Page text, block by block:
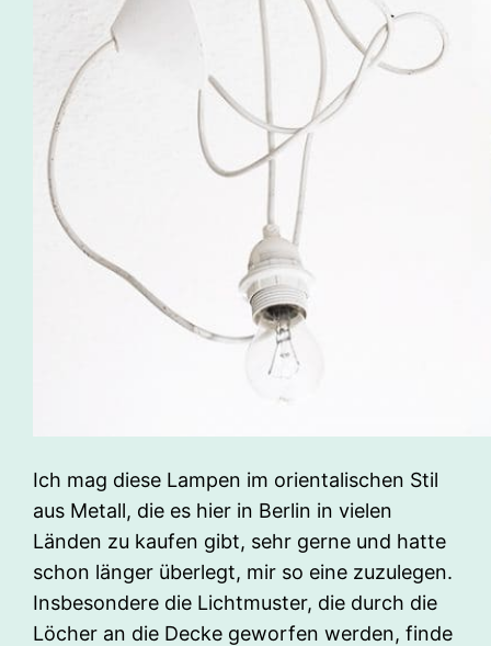
Ich mag diese Lampen im orientalischen Stil
aus Metall, die es hier in Berlin in vielen
Länden zu kaufen gibt, sehr gerne und hatte
schon länger überlegt, mir so eine zuzulegen.
Insbesondere die Lichtmuster, die durch die
Löcher an die Decke geworfen werden, finde